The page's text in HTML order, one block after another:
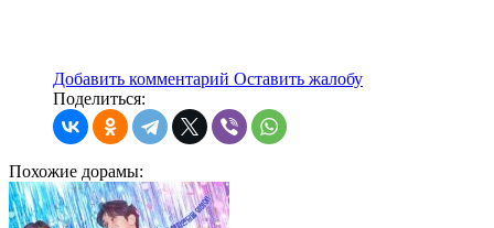
Добавить комментарий Оставить жалобу
Поделиться:
Похожие дорамы: